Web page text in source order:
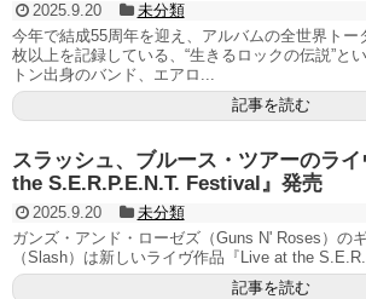
2025.9.20
未分類
今年で結成55周年を迎え、アルバムの全世界トー
枚以上を記録している、“生きるロックの伝説”と
トン出身のバンド、エアロ...
記事を読む
スラッシュ、ブルース・ツアーのラ
the S.E.R.P.E.N.T. Festival』発売
2025.9.20
未分類
ガンズ・アンド・ローゼズ（Guns N' Roses）の
（Slash）は新しいライヴ作品『Live at the
記事を読む